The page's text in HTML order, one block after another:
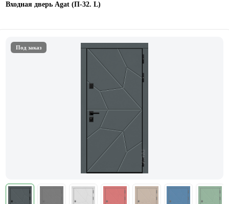
Входная дверь Agat (П-32. L)
Под заказ